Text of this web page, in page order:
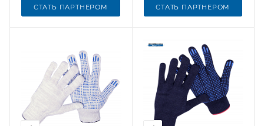
СТАТЬ ПАРТНЕРОМ СТАТЬ ПАРТНЕРОМ